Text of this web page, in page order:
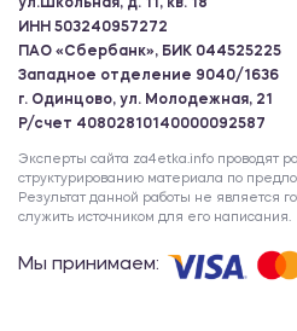
ул.Школьная, д. 11, кв. 18
ИНН 503240957272
ПАО «Сбербанк», БИК 044525225
Западное отделение 9040/1636
г. Одинцово, ул. Молодежная, 21
Р/счет 40802810140000092587
Эксперты сайта za4etka.info проводят
структурированию материала по
Результат данной работы не является
служить источником для его написания.
Мы принимаем: